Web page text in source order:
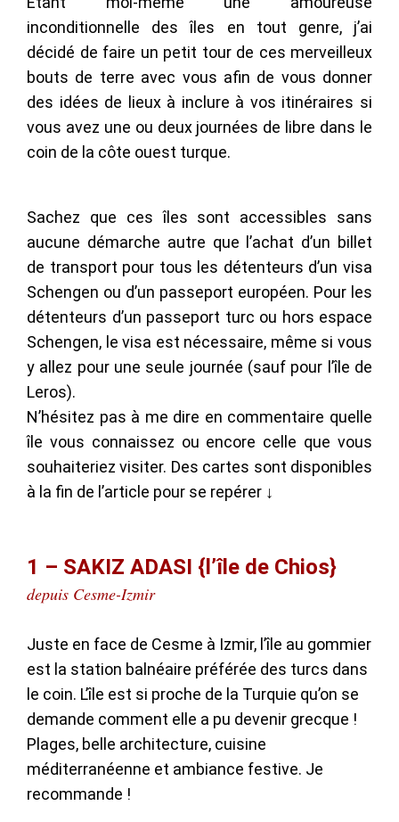
inconditionnelle des îles en tout genre, j’ai
décidé de faire un petit tour de ces merveilleux
bouts de terre avec vous afin de vous donner
des idées de lieux à inclure à vos itinéraires si
vous avez une ou deux journées de libre dans le
coin de la côte ouest turque.
Sachez que ces îles sont accessibles sans
aucune démarche autre que l’achat d’un billet
de transport pour tous les détenteurs d’un visa
Schengen ou d’un passeport européen. Pour les
détenteurs d’un passeport turc ou hors espace
Schengen, le visa est nécessaire, même si vous
y allez pour une seule journée (sauf pour l’île de
Leros).
N’hésitez pas à me dire en commentaire quelle
île vous connaissez ou encore celle que vous
souhaiteriez visiter. Des cartes sont disponibles
à la fin de l’article pour se repérer ↓
1 – SAKIZ ADASI {l’île de Chios}
depuis Cesme-Izmir
Juste en face de Cesme à Izmir, l’île au gommier
est la station balnéaire préférée des turcs dans
le coin. L’île est si proche de la Turquie qu’on se
demande comment elle a pu devenir grecque !
Plages, belle architecture, cuisine
méditerranéenne et ambiance festive. Je
recommande !